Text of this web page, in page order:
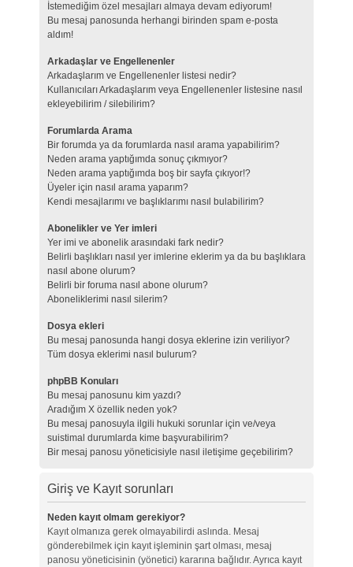
İstemediğim özel mesajları almaya devam ediyorum!
Bu mesaj panosunda herhangi birinden spam e-posta
aldım!
Arkadaşlar ve Engellenenler
Arkadaşlarım ve Engellenenler listesi nedir?
Kullanıcıları Arkadaşlarım veya Engellenenler listesine nasıl
ekleyebilirim / silebilirim?
Forumlarda Arama
Bir forumda ya da forumlarda nasıl arama yapabilirim?
Neden arama yaptığımda sonuç çıkmıyor?
Neden arama yaptığımda boş bir sayfa çıkıyor!?
Üyeler için nasıl arama yaparım?
Kendi mesajlarımı ve başlıklarımı nasıl bulabilirim?
Abonelikler ve Yer imleri
Yer imi ve abonelik arasındaki fark nedir?
Belirli başlıkları nasıl yer imlerine eklerim ya da bu başlıklara
nasıl abone olurum?
Belirli bir foruma nasıl abone olurum?
Aboneliklerimi nasıl silerim?
Dosya ekleri
Bu mesaj panosunda hangi dosya eklerine izin veriliyor?
Tüm dosya eklerimi nasıl bulurum?
phpBB Konuları
Bu mesaj panosunu kim yazdı?
Aradığım X özellik neden yok?
Bu mesaj panosuyla ilgili hukuki sorunlar için ve/veya
suistimal durumlarda kime başvurabilirim?
Bir mesaj panosu yöneticisiyle nasıl iletişime geçebilirim?
Giriş ve Kayıt sorunları
Neden kayıt olmam gerekiyor?
Kayıt olmanıza gerek olmayabilirdi aslında. Mesaj
gönderebilmek için kayıt işleminin şart olması, mesaj
panosu yöneticisinin (yönetici) kararına bağlıdır. Ayrıca kayıt